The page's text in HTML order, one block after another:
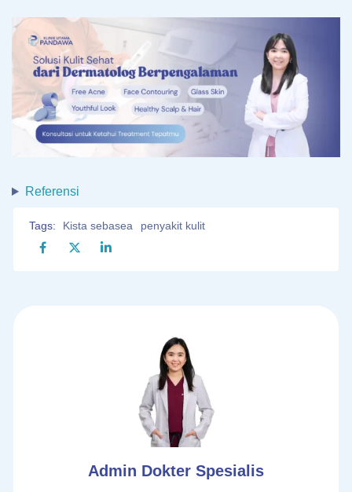
Referensi
Tags: Kista sebasea penyakit kulit
Admin Dokter Spesialis